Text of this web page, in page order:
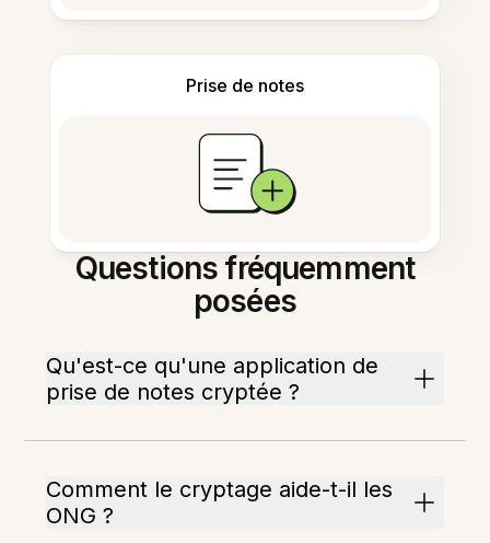
Prise de notes
Questions fréquemment
posées
Qu'est-ce qu'une application de
prise de notes cryptée ?
Comment le cryptage aide-t-il les
ONG ?